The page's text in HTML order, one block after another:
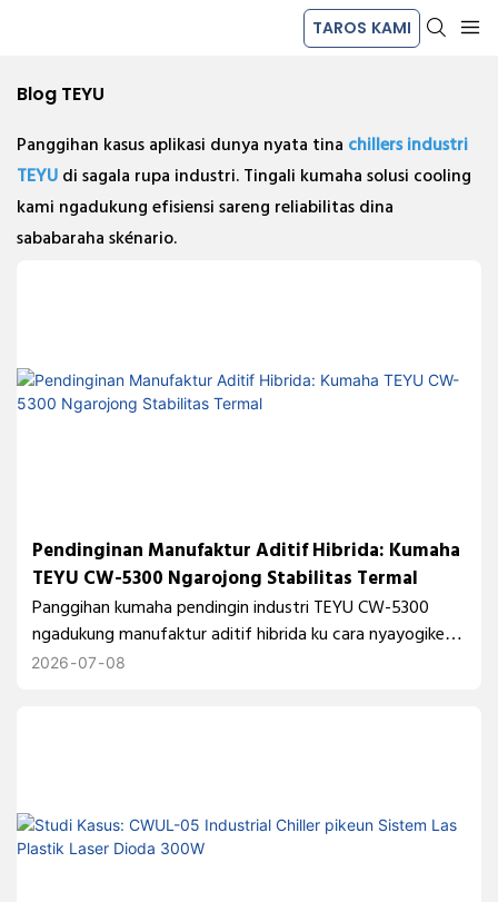
TAROS KAMI
Blog TEYU
Panggihan kasus aplikasi dunya nyata tina chillers industri
TEYUdi sagala rupa industri. Tingali kumaha solusi cooling
kami ngadukung efisiensi sareng reliabilitas dina
sababaraha skénario.
Pendinginan Manufaktur Aditif Hibrida: Kumaha
TEYU CW-5300 Ngarojong Stabilitas Termal
Panggihan kumaha pendingin industri TEYU CW-5300
ngadukung manufaktur aditif hibrida ku cara nyayogikeun
pendinginan laser anu stabil, ngirangan hanyutan termal,
2026 07 08